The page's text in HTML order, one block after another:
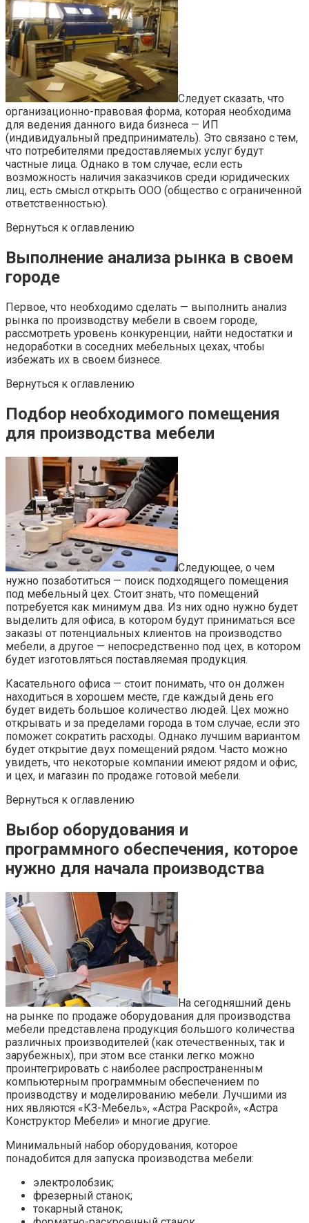
Следует сказать, что
организационно-правовая форма, которая необходима
для ведения данного вида бизнеса — ИП
(индивидуальный предприниматель). Это связано с тем,
что потребителями предоставляемых услуг будут
частные лица. Однако в том случае, если есть
возможность наличия заказчиков среди юридических
лиц, есть смысл открыть ООО (общество с ограниченной
ответственностью).
Вернуться к оглавлению
Выполнение анализа рынка в своем
городе
Первое, что необходимо сделать — выполнить анализ
рынка по производству мебели в своем городе,
рассмотреть уровень конкуренции, найти недостатки и
недоработки в соседних мебельных цехах, чтобы
избежать их в своем бизнесе.
Вернуться к оглавлению
Подбор необходимого помещения
для производства мебели
Следующее, о чем
нужно позаботиться — поиск подходящего помещения
под мебельный цех. Стоит знать, что помещений
потребуется как минимум два. Из них одно нужно будет
выделить для офиса, в котором будут приниматься все
заказы от потенциальных клиентов на производство
мебели, а другое — непосредственно под цех, в котором
будет изготовляться поставляемая продукция.
Касательного офиса — стоит понимать, что он должен
находиться в хорошем месте, где каждый день его
будет видеть большое количество людей. Цех можно
открывать и за пределами города в том случае, если это
поможет сократить расходы. Однако лучшим вариантом
будет открытие двух помещений рядом. Часто можно
увидеть, что некоторые компании имеют рядом и офис,
и цех, и магазин по продаже готовой мебели.
Вернуться к оглавлению
Выбор оборудования и
программного обеспечения, которое
нужно для начала производства
На сегодняшний день
на рынке по продаже оборудования для производства
мебели представлена продукция большого количества
различных производителей (как отечественных, так и
зарубежных), при этом все станки легко можно
проинтегрировать с наиболее распространенным
компьютерным программным обеспечением по
производству и моделированию мебели. Лучшими из
них являются «КЗ-Мебель», «Астра Раскрой», «Астра
Конструктор Мебели» и многие другие.
Минимальный набор оборудования, которое
понадобится для запуска производства мебели:
электролобзик;
фрезерный станок;
токарный станок;